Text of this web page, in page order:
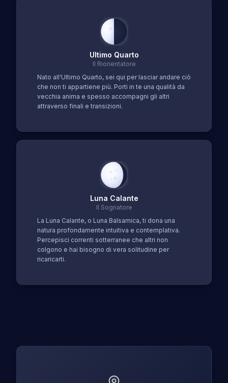
Ultimo Quarto
Il Riorientatore
Nato all'Ultimo Quarto, sei qui per lasciar andare ciò
che non ti appartiene più. Porti in te una qualità da
vecchia anima e spesso accompagni gli altri
attraverso finali e transizioni.
Luna Calante
Il Sognatore
La Luna Calante, o Luna Balsamica, ti dona una
natura profondamente intuitiva e contemplativa.
Percepisci correnti sotterranee che altri non
colgono e hai bisogno di vera solitudine per
ricaricarti.